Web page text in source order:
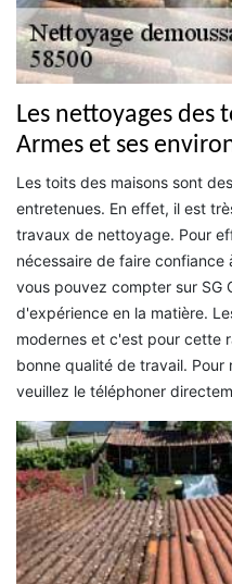
Les nettoyages des
Armes et ses
Les toits des maisons sont
entretenues. En effet, il est
travaux de nettoyage. Pour
nécessaire de faire confiance
vous pouvez compter sur SG
d'expérience en la matière.
modernes et c'est pour cette
bonne qualité de travail. Pour
veuillez le téléphoner